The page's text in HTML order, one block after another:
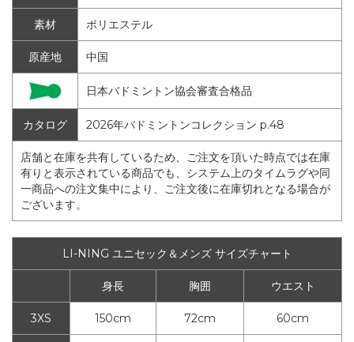
素材 ポリエステル
原産地 中国
日本バドミントン協会審査合格品
カタログ 2026年バドミントンコレクション p.48
店舗と在庫を共有しているため、ご注文を頂いた時点では在庫
有りと表示されている商品でも、システム上のタイムラグや同
一商品への注文集中により、ご注文後に在庫切れとなる場合が
ございます。
LI-NING ユニセック＆メンズ サイズチャート
身長 胸囲 ウエスト
3XS 150cm 72cm 60cm